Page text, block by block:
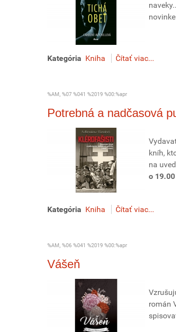
novinke
Kategória Kniha Čítať viac...
%AM, %07 %041 %2019 %00:%apr
Potrebná a nadčasová
kníh,
na
o 19.00
Kategória Kniha Čítať viac...
%AM, %06 %041 %2019 %00:%apr
Vášeň
román